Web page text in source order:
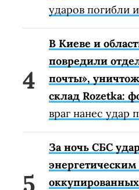
ударов погибли
В Киеве и
повредили
почты»,
склад Rozetka:
враг нанес удар
За ночь СБС